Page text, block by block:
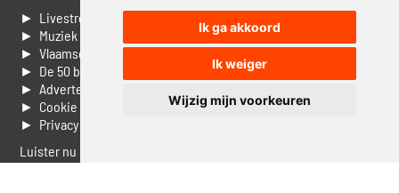
Ik ga akkoord
Ik weiger
Wijzig mijn voorkeuren
► Livestream informatie
► Muziek opzoeken
► Vlaamse 100 Aller tijden
► De 50 beste van...
► Adverteren op Jouwradio
► Cookie voorkeuren wijzigen
► Privacyinformatie
Luister nu naar Jouwradio! De beste Nederlandstalige muziek
uit de lage landen hoor je hier al 20 jaar. In digitale kwaliteit op je